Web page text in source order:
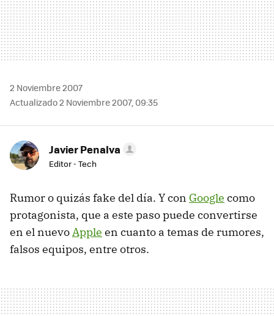
2 Noviembre 2007
Actualizado 2 Noviembre 2007, 09:35
Javier Penalva
Editor - Tech
Rumor o quizás fake del día. Y con Google como
protagonista, que a este paso puede convertirse
en el nuevoApple en cuanto a temas de rumores,
falsos equipos, entre otros.